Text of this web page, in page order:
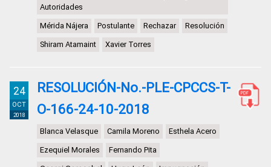
Autoridades
Mérida Nájera Postulante Rechazar Resolución
Shiram Atamaint Xavier Torres
24
OCT
2018
RESOLUCIÓN-No.-PLE-CPCCS-T-
O-166-24-10-2018
Blanca Velasque Camila Moreno Esthela Acero
Ezequiel Morales Fernando Pita